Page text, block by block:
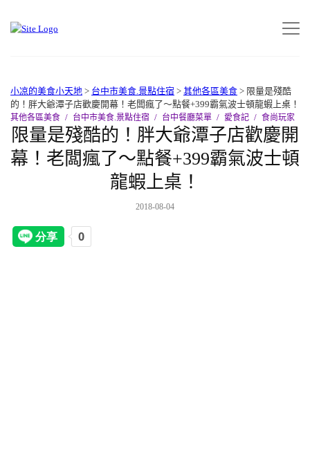
小凉的美食小天地 > 台中市美食.景點住宿 > 其他各區美食 > 限量是殘酷
的！胖大爺潭子店歡慶開幕！老闆瘋了～點餐+399霸氣波士頓龍蝦上桌！
其他各區美食 台中市美食.景點住宿 台中餐廳菜單 愛食記 食尚玩家
限量是殘酷的！胖大爺潭子店歡慶開
幕！老闆瘋了～點餐+399霸氣波士頓
龍蝦上桌！
2018-08-04